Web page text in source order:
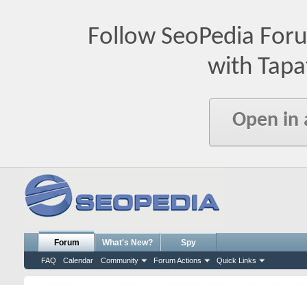
Follow SeoPedia
with
Open in
Forum
FAQ Calendar Community Forum Actions Quick Links
What's New? Spy